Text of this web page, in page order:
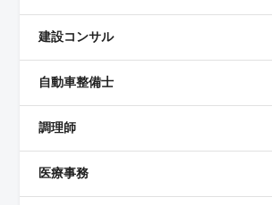
建設コンサル
自動車整備士
調理師
医療事務